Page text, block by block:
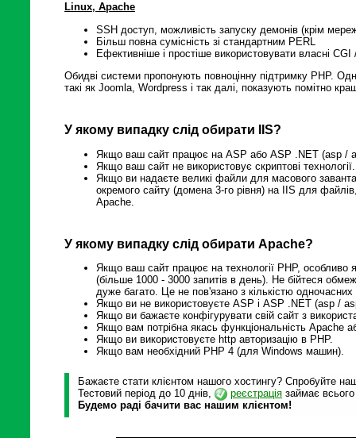
Linux, Apache
SSH доступ, можливість запуску демонів (крім
Більш повна сумісність зі стандартним PERL
Ефективніше і простіше використовувати власні
Обидві системи пропонують повноцінну підтримку PHP.
такі як Joomla, Wordpress і так далі, показують помітно
У якому випадку слід обирати IIS?
Якщо ваш сайт працює на ASP або ASP .NET (asp /
Якщо ваш сайт не використовує скриптові технології.
Якщо ви надаєте великі файли для масового
окремого сайту (домена 3-го рівня) на IIS для
Apache.
У якому випадку слід обирати Apache?
Якщо ваш сайт працює на технології PHP, особливо
(більше 1000 - 3000 запитів в день). Не бійтеся
дуже багато. Це не пов'язано з кількістю одночасних
Якщо ви не використовуєте ASP і ASP .NET (asp /
Якщо ви бажаєте конфігурувати свій сайт з
Якщо вам потрібна якась функціональність Apache
Якщо ви використовуєте http авторизацію в PHP.
Якщо вам необхідний PHP 4 (для Windows машин).
Бажаєте стати клієнтом нашого хостингу? Спробуйте
Тестовий період до 10 днів,
реєстрація займає
Будемо раді бачити вас нашим клієнтом!